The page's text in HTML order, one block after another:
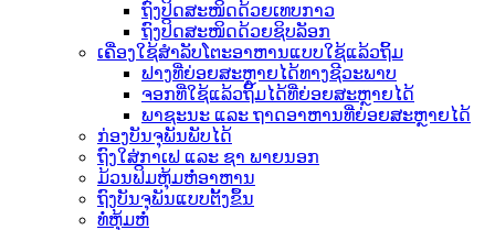
ຖົງປິດສະໜິດດ້ວຍເທບກາວ
ຖົງປິດສະໜິດດ້ວຍຊິບລັອກ
ເຄື່ອງໃຊ້ສຳລັບໂຕະອາຫານແບບໃຊ້ແລ້ວຖິ້ມ
ຟາງທີ່ຍ່ອຍສະຫຼາຍໄດ້ທາງຊີວະພາບ
ຈອກທີ່ໃຊ້ແລ້ວຖິ້ມໄດ້ທີ່ຍ່ອຍສະຫຼາຍໄດ້
ພາຊະນະ ແລະ ຖາດອາຫານທີ່ຍ່ອຍສະຫຼາຍໄດ້
ກ່ອງບັນຈຸພັນພັບໄດ້
ຖົງໃສ່ກາເຟ ແລະ ຊາ ພາຍນອກ
ມ້ວນຟິມຫຸ້ມຫໍ່ອາຫານ
ຖົງບັນຈຸພັນແບບຕັ້ງຂຶ້ນ
ທໍ່ຫຸ້ມຫໍ່